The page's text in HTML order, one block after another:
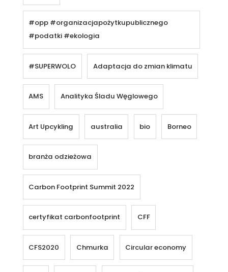
#opp #organizacjapożytkupublicznego
#podatki #ekologia
#SUPERWOLO Adaptacja do zmian klimatu
AMS Analityka Śladu Węglowego
Art Upcykling australia bio Borneo
branża odzieżowa
Carbon Footprint Summit 2022
certyfikat carbonfootprint CFF
CFS2020 Chmurka Circular economy